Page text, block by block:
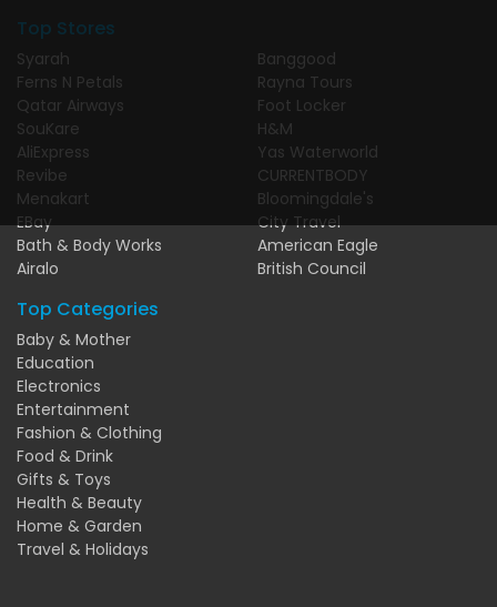
Top Stores
Syarah
Ferns N Petals
Qatar Airways
SouKare
AliExpress
Revibe
Menakart
EBay
Bath & Body Works
Airalo
Banggood
Rayna Tours
Foot Locker
H&M
Yas Waterworld
CURRENTBODY
Bloomingdale's
City Travel
American Eagle
British Council
Top Categories
Baby & Mother
Education
Electronics
Entertainment
Fashion & Clothing
Food & Drink
Gifts & Toys
Health & Beauty
Home & Garden
Travel & Holidays